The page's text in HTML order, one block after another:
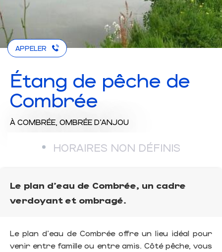
APPELER
Étang de pêche de
Combrée
À COMBRÉE, OMBRÉE D'ANJOU
HORAIRES NON DÉFINIS
Le plan d'eau de Combrée, un cadre
verdoyant et ombragé.
Le plan d'eau de Combrée offre un lieu idéal pour
venir entre famille ou entre amis. Côté pêche, vous